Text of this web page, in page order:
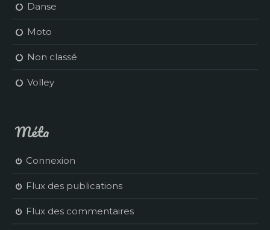
Danse
Moto
Non classé
Volley
Méta
Connexion
Flux des publications
Flux des commentaires